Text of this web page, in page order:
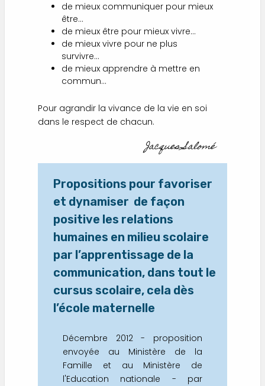
de mieux communiquer pour mieux
être…
de mieux être pour mieux vivre…
de mieux vivre pour ne plus
survivre…
de mieux apprendre à mettre en
commun…
Pour agrandir la vivance de la vie en soi
dans le respect de chacun.
Jacques Salomé
Propositions pour favoriser
et dynamiser de façon
positive les relations
humaines en milieu scolaire
par l’apprentissage de la
communication, dans tout le
cursus scolaire, cela dès
l’école maternelle
Décembre 2012 - proposition
envoyée au Ministère de la
Famille et au Ministère de
l'Education nationale - par